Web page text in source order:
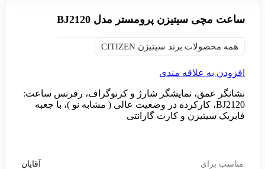
ساعت مچی سیتیزن پرومستر مدل BJ2120
همه محصولات برند سیتیزن CITIZEN
افزودن به علاقه مندی
نشانگر عمق، نمایشگر شارژ و کرنوگراف، رفرنس ساعت:
BJ2120، کارکرده در وضعیت عالی ( مشابه نو )، با جعبه
فابریک سیتیزن و کارت گارانتی
مناسب برای آقایان